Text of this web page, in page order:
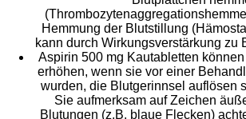
Hemmung der Blutstillung
kann durch Wirkungsverstärkung zu
Aspirin 500 mg Kautabletten
erhöhen, wenn sie vor einer
wurden, die Blutgerinnsel auflösen
Sie aufmerksam auf Zeichen
Blutungen (z.B. blaue Flecken)